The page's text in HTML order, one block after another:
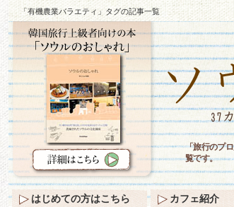
「有機農業バラエティ」タグの記事一覧
「旅行のプ
覧です。
はじめての方はこちら カフェ紹介